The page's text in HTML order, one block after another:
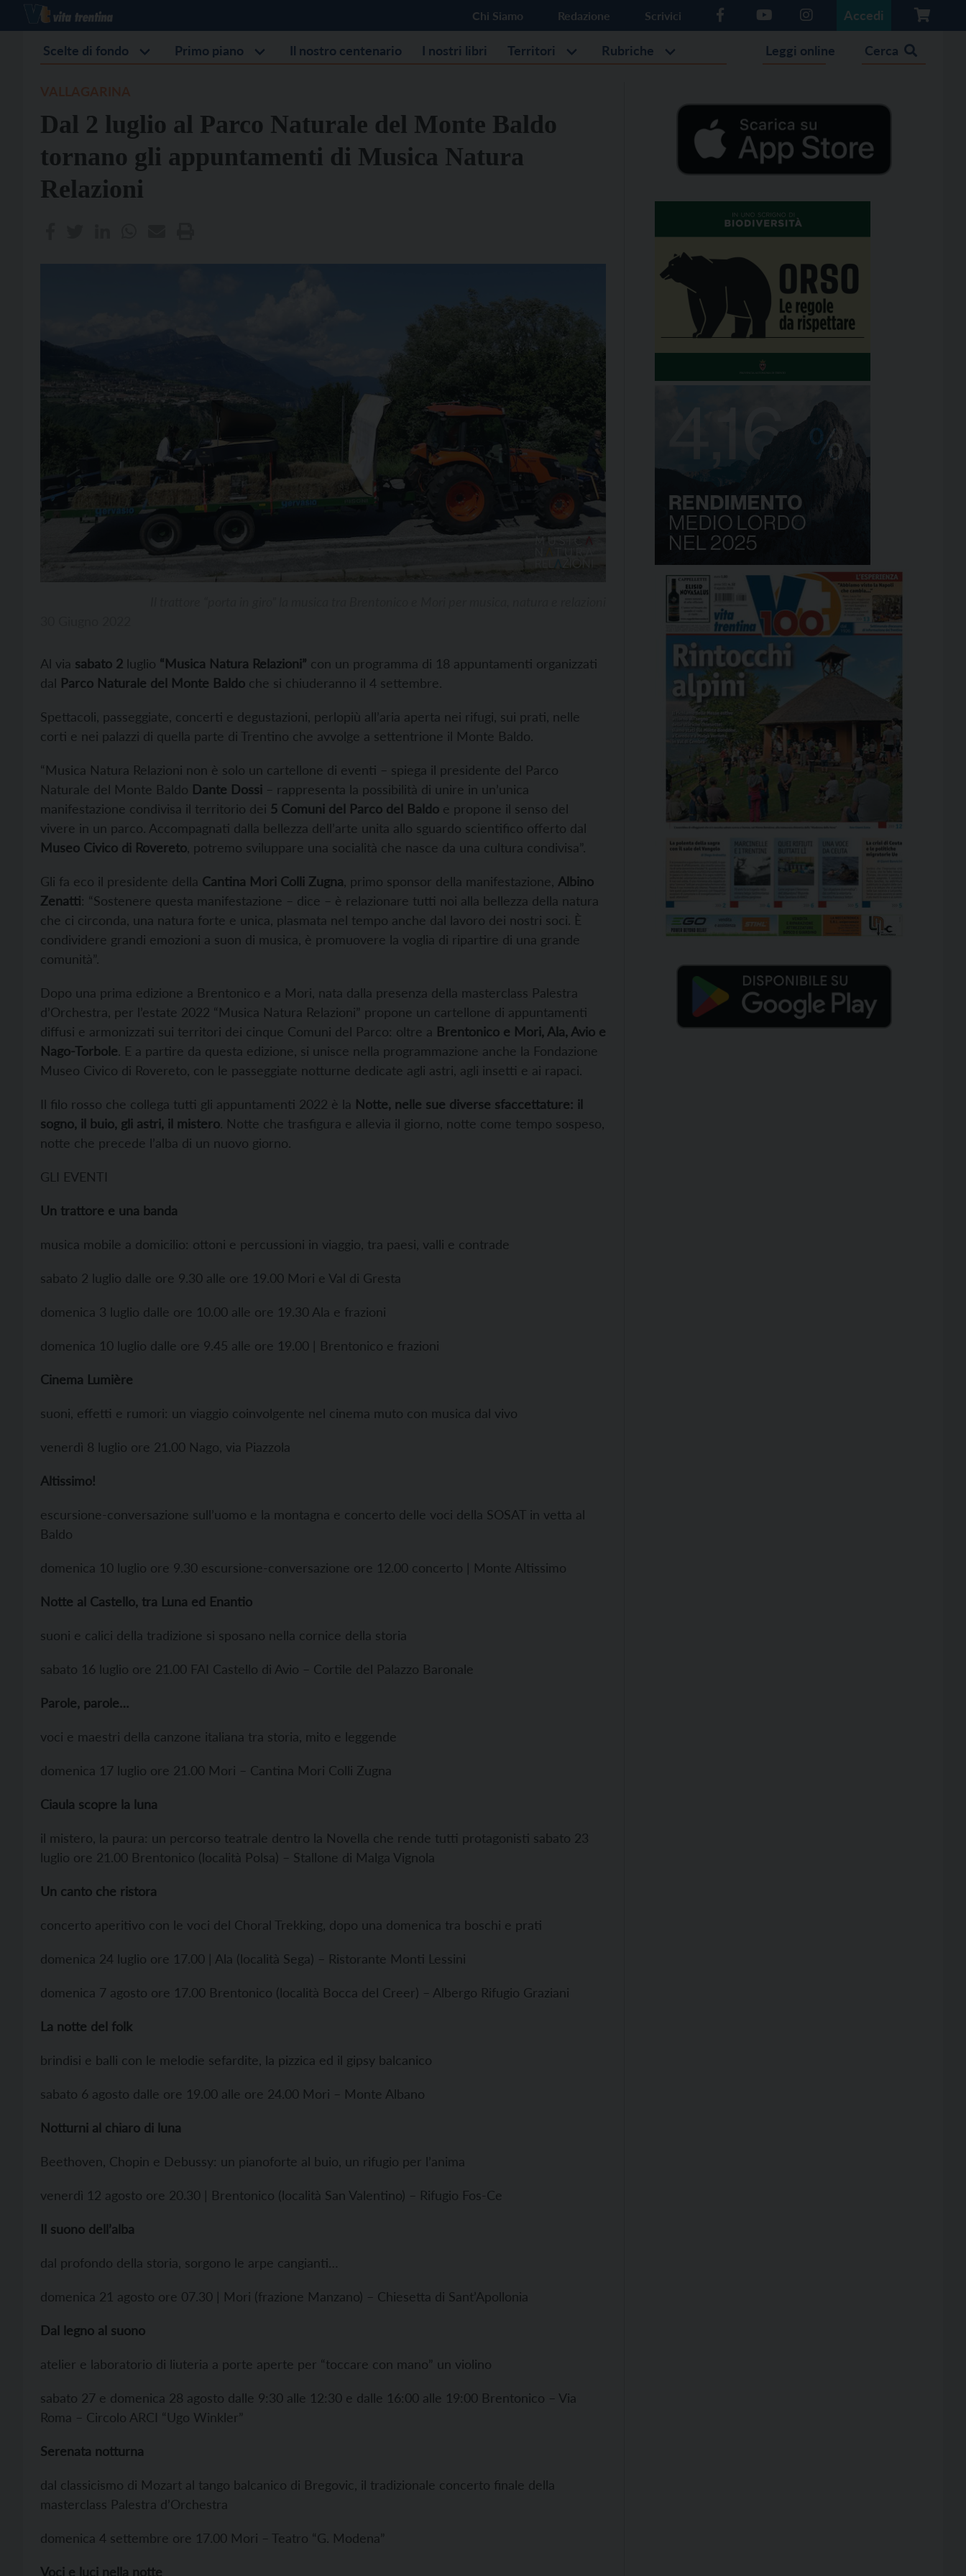
Chi Siamo Redazione Scrivici Accedi
Scelte di fondo Primo piano Il nostro centenario I nostri libri Territori Rubriche Leggi online Cerca
Dal 2 luglio al Parco Naturale del Monte Baldo
tornano gli appuntamenti di Musica Natura
Relazioni
Al via sabato 2 luglio “Musica Natura Relazioni” con un programma di 18 appuntamenti organizzati
dal Parco Naturale del Monte Baldo che si chiuderanno il 4 settembre.
Spettacoli, passeggiate, concerti e degustazioni, perlopiù all’aria aperta nei rifugi, sui prati, nelle
corti e nei palazzi di quella parte di Trentino che avvolge a settentrione il Monte Baldo.
“Musica Natura Relazioni non è solo un cartellone di eventi – spiega il presidente del Parco
Naturale del Monte Baldo Dante Dossi – rappresenta la possibilità di unire in un’unica
manifestazione condivisa il territorio dei 5 Comuni del Parco del Baldo e propone il senso del
vivere in un parco. Accompagnati dalla bellezza dell’arte unita allo sguardo scientifico offerto dal
Museo Civico di Rovereto , potremo sviluppare una socialità che nasce da una cultura condivisa”.
Gli fa eco il presidente della Cantina Mori Colli Zugna , primo sponsor della manifestazione, Albino
Zenatti: “Sostenere questa manifestazione – dice – è relazionare tutti noi alla bellezza della natura
che ci circonda, una natura forte e unica, plasmata nel tempo anche dal lavoro dei nostri soci. È
condividere grandi emozioni a suon di musica, è promuovere la voglia di ripartire di una grande
comunità”.
Dopo una prima edizione a Brentonico e a Mori, nata dalla presenza della masterclass Palestra
d’Orchestra, per l’estate 2022 “Musica Natura Relazioni” propone un cartellone di appuntamenti
diffusi e armonizzati sui territori dei cinque Comuni del Parco: oltre a Brentonico e Mori, Ala, Avio e
Nago-Torbole. E a partire da questa edizione, si unisce nella programmazione anche la Fondazione
Museo Civico di Rovereto, con le passeggiate notturne dedicate agli astri, agli insetti e ai rapaci.
Il filo rosso che collega tutti gli appuntamenti 2022 è la Notte, nelle sue diverse sfaccettature: il
sogno, il buio, gli astri, il mistero. Notte che trasfigura e allevia il giorno, notte come tempo sospeso,
notte che precede l’alba di un nuovo giorno.
GLI EVENTI
Un trattore e una banda
musica mobile a domicilio: ottoni e percussioni in viaggio, tra paesi, valli e contrade
sabato 2 luglio dalle ore 9.30 alle ore 19.00 Mori e Val di Gresta
domenica 3 luglio dalle ore 10.00 alle ore 19.30 Ala e frazioni
domenica 10 luglio dalle ore 9.45 alle ore 19.00 | Brentonico e frazioni
Cinema Lumière
suoni, effetti e rumori: un viaggio coinvolgente nel cinema muto con musica dal vivo
venerdì 8 luglio ore 21.00 Nago, via Piazzola
Altissimo!
escursione-conversazione sull’uomo e la montagna e concerto delle voci della SOSAT in vetta al
Baldo
domenica 10 luglio ore 9.30 escursione-conversazione ore 12.00 concerto | Monte Altissimo
Notte al Castello, tra Luna ed Enantio
suoni e calici della tradizione si sposano nella cornice della storia
sabato 16 luglio ore 21.00 FAI Castello di Avio – Cortile del Palazzo Baronale
Parole, parole…
voci e maestri della canzone italiana tra storia, mito e leggende
domenica 17 luglio ore 21.00 Mori – Cantina Mori Colli Zugna
Ciaula scopre la luna
il mistero, la paura: un percorso teatrale dentro la Novella che rende tutti protagonisti sabato 23
luglio ore 21.00 Brentonico (località Polsa) – Stallone di Malga Vignola
Un canto che ristora
concerto aperitivo con le voci del Choral Trekking, dopo una domenica tra boschi e prati
domenica 24 luglio ore 17.00 | Ala (località Sega) – Ristorante Monti Lessini
domenica 7 agosto ore 17.00 Brentonico (località Bocca del Creer) – Albergo Rifugio Graziani
La notte del folk
brindisi e balli con le melodie sefardite, la pizzica ed il gipsy balcanico
sabato 6 agosto dalle ore 19.00 alle ore 24.00 Mori – Monte Albano
Notturni al chiaro di luna
Beethoven, Chopin e Debussy: un pianoforte al buio, un rifugio per l’anima
venerdì 12 agosto ore 20.30 | Brentonico (località San Valentino) – Rifugio Fos-Ce
Il suono dell’alba
dal profondo della storia, sorgono le arpe cangianti…
domenica 21 agosto ore 07.30 | Mori (frazione Manzano) – Chiesetta di Sant’Apollonia
Dal legno al suono
atelier e laboratorio di liuteria a porte aperte per “toccare con mano” un violino
sabato 27 e domenica 28 agosto dalle 9:30 alle 12:30 e dalle 16:00 alle 19:00 Brentonico – Via
Roma – Circolo ARCI “Ugo Winkler”
Serenata notturna
dal classicismo di Mozart al tango balcanico di Bregovic, il tradizionale concerto finale della
masterclass Palestra d’Orchestra
domenica 4 settembre ore 17.00 Mori – Teatro “G. Modena”
Voci e luci nella notte